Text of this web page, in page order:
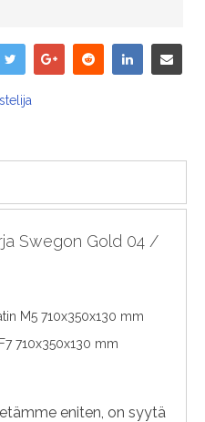
Swegon Gold 04 /
M5 710x350x130 mm
710x350x130 mm
eniten, on syytä